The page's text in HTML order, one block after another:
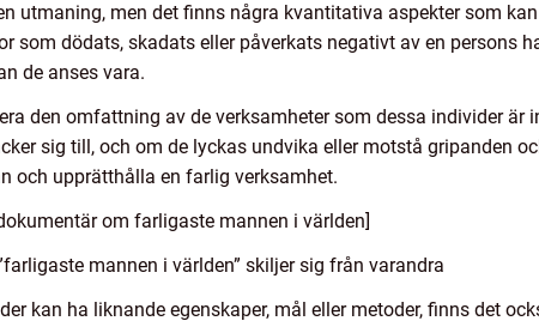
utmaning, men det finns några kvantitativa aspekter som
som dödats, skadats eller påverkats negativt av en persons
de anses vara.
den omfattning av de verksamheter som dessa individer är
sig till, och om de lyckas undvika eller motstå gripanden
och upprätthålla en farlig verksamhet.
om farligaste mannen i världen]
mannen i världen” skiljer sig från varandra
kan ha liknande egenskaper, mål eller metoder, finns det